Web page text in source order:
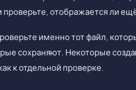
отображается ли
именно тот файл,
сохраняют. Некоторые
к отдельной проверке.